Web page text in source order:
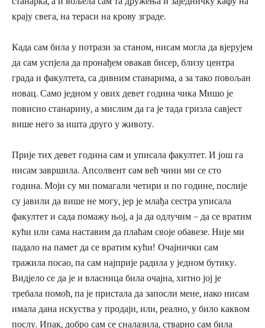
крају свега, на тераси на крову зграде.
Када сам била у потрази за станом, нисам могла да вјерујем
да сам успјела да пронађем овакав бисер, близу центра
града и факултета, са дивним станарима, а за тако повољан
новац. Само једном у ових девет година чика Мишо је
повисио станарину, а мислим да га је тада гризла савјест
више него за ишта друго у животу.
Прије тих девет година сам и уписала факултет. И још га
нисам завршила. Апсолвент сам већ чини ми се сто
година. Моји су ми помагали четири и по године, послије
су јавили да више не могу, јер је млађа сестра уписала
факултет и сада помажу њој, а ја да одлучим – да се вратим
кући или сама наставим да плаћам своје обавезе. Није ми
падало на памет да се вратим кући! Очајнички сам
тражила посао, па сам најприје радила у једном бутику.
Видјело се да је и власница била очајна, хитно јој је
требала помоћ, па је пристала да запосли мене, иако нисам
имала дана искуства у продаји, или, реално, у било каквом
послу. Ипак, добро сам се сналазила, стварно сам била